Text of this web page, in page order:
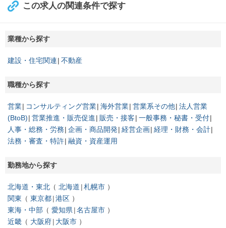
この求人の関連条件で探す
業種から探す
建設・住宅関連 不動産
職種から探す
営業 コンサルティング営業 海外営業 営業系その他 法人営業
(BtoB) 営業推進・販売促進 販売・接客 一般事務・秘書・受付
人事・総務・労務 企画・商品開発 経営企画 経理・財務・会計
法務・審査・特許 融資・資産運用
勤務地から探す
北海道・東北 北海道 札幌市
関東
東京都 港区
東海・中部
愛知県 名古屋市
近畿
大阪府 大阪市